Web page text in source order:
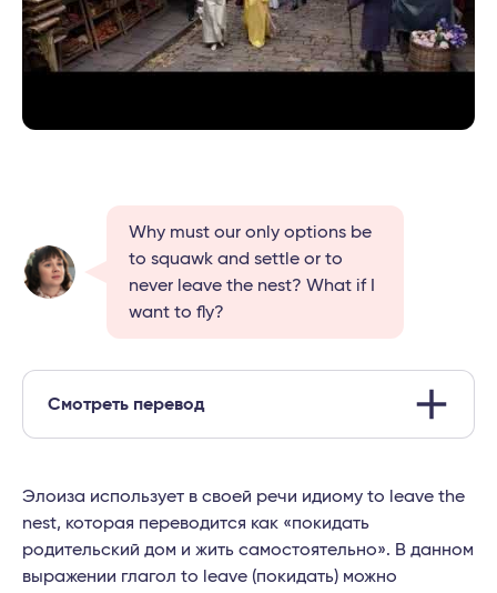
Why must our only options be
to squawk and settle or to
never leave the nest? What if I
want to fly?
Смотреть перевод
Элоиза использует в своей речи идиому to leave the
nest, которая переводится как «покидать
родительский дом и жить самостоятельно». В данном
выражении глагол to leave (покидать) можно